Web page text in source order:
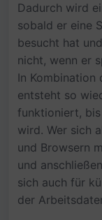
Dadurch wird
sobald er eine
besucht hat
nicht, wenn er
In Kombination
entsteht so
funktioniert,
wird. Wer sich
und Browsern
und
sich auch für
der